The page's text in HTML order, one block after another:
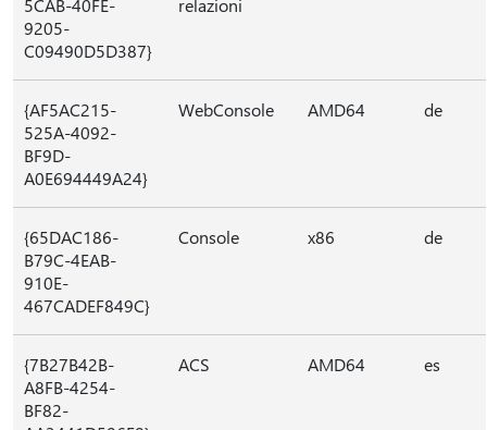
5CAB-40FE-
9205-
C09490D5D387}
relazioni
{AF5AC215-
525A-4092-
BF9D-
A0E694449A24}
WebConsole AMD64 de
{65DAC186-
B79C-4EAB-
910E-
467CADEF849C}
Console x86 de
{7B27B42B-
A8FB-4254-
BF82-
ACS AMD64 es